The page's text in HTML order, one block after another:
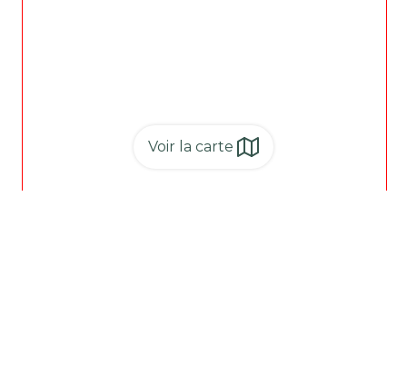
Voir la carte